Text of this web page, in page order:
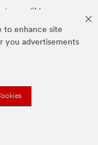
to enhance site
you advertisements
van 3M.we